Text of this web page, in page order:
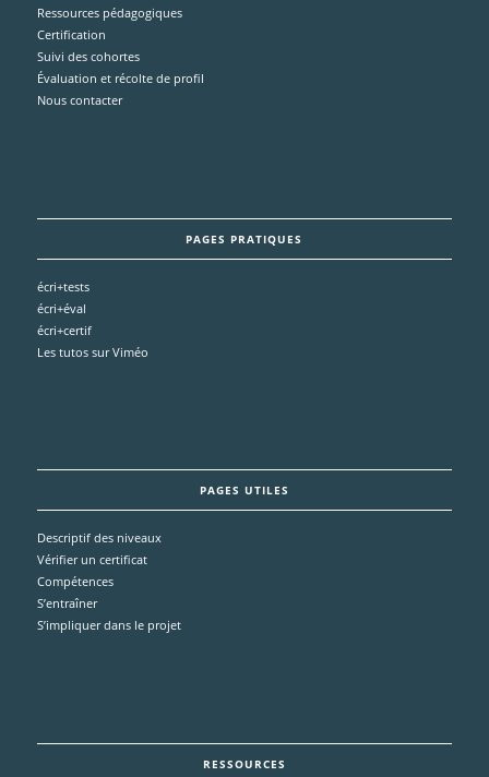
Ressources pédagogiques
Certification
Suivi des cohortes
Évaluation et récolte de profil
Nous contacter
PAGES PRATIQUES
écri+tests
écri+éval
écri+certif
Les tutos sur Viméo
PAGES UTILES
Descriptif des niveaux
Vérifier un certificat
Compétences
S’entraîner
S’impliquer dans le projet
RESSOURCES